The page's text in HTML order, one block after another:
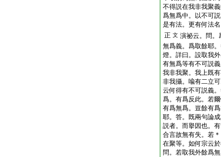
不得説在我非我聚
爲無爲中。以不可
是有法。更有何法
正 文 演祕云。問。
無爲義。爲取餘耶
燈。詳曰。設取我
有無爲等有不可説
我非我聚。我上既
非我攝。喩有二立
云何得有不可説義
爲。有爲反此。若
有爲無爲。豈餘有
耶。答。既兩句論
説者。而擧因也。
合言故無有失。若
在聚等。如何宗云
問。若取我外餘爲